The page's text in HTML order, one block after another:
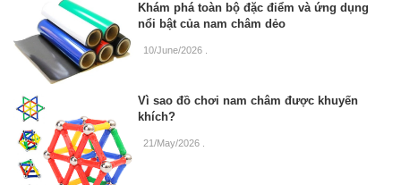
Khám phá toàn bộ đặc điểm và ứng dụng
nổi bật của nam châm dẻo
10/June/2026
Vì sao đồ chơi nam châm được khuyến
khích?
21/May/2026